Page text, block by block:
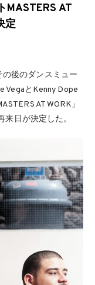
MASTERS AT
定
後のダンスミュー
VegaとKenny Dope
AT WORK」
来日が決定した。